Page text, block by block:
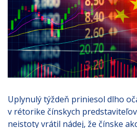
Uplynulý týždeň priniesol dlho
v rétorike čínskych
neistoty vrátil nádej, že čínske